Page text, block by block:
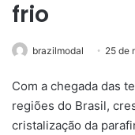
frio
brazilmodal 25 de
Com a chegada das
regiões do Brasil,
cristalização da